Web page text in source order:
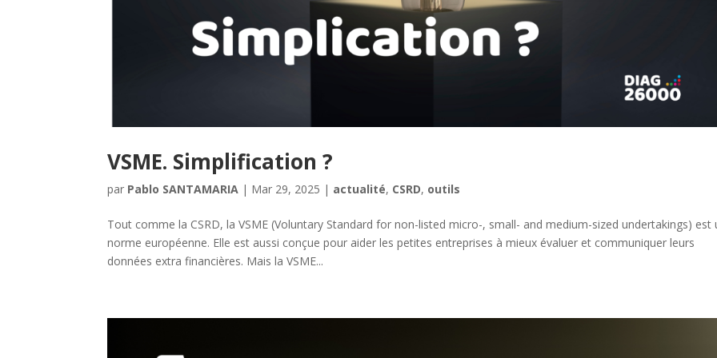
VSME. Simplification ?
par Pablo SANTAMARIA | Mar 29, 2025 | actualité, CSRD, outils
Tout comme la CSRD, la VSME (Voluntary Standard for non-listed micro-, small- and medium-sized undertakings) est
norme européenne. Elle est aussi conçue pour aider les petites entreprises à mieux évaluer et communiquer leurs
données extra financières. Mais la VSME...